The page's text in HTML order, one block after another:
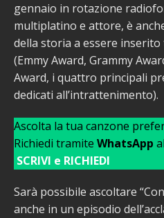
gennaio in rotazione
multiplatino e attore, è
della storia a essere inserito
(Emmy Award, Grammy
Award, i quattro principali
dedicati all’intrattenimento).
Ascolta la tua canzone
Richiedi tramite WhatsApp
SCRIVI e RICHIEDI
Sarà possibile ascoltare
anche in un episodio